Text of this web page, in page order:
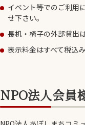
イベント等でのご利用
せ下さい。
長机・椅子の外部貸出
表示料金はすべて税込み
NPO法人会員